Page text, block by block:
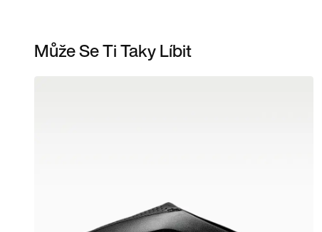
Může Se Ti Taky Líbit